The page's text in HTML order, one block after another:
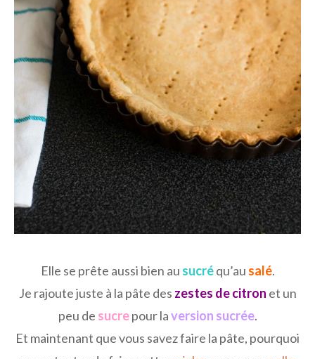
Elle se prête aussi bien au sucréqu’au salé.
Je rajoute juste à la pâte des zestes de citron et un
peu de sucrepour laversion sucrée.
Et maintenant que vous savez faire la pâte, pourquoi